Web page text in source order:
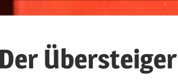
Der Übersteiger